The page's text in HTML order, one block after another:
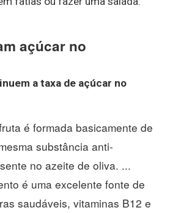
açúcar no
a taxa de açúcar no
é formada basicamente de
substância anti-
no azeite de oliva. ...
é uma excelente fonte de
saudáveis, vitaminas B12 e